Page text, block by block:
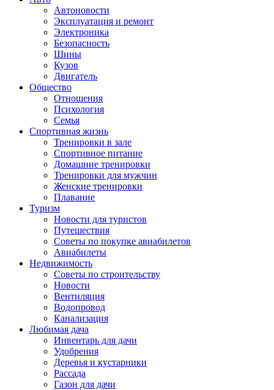
Автоновости
Эксплуатация и ремонт
Электроника
Безопасность
Шины
Кузов
Двигатель
Общество
Отношения
Психология
Семья
Спортивная жизнь
Тренировки в зале
Спортивное питание
Домашние тренировки
Тренировки для мужчин
Женские тренировки
Плавание
Туризм
Новости для туристов
Путешествия
Советы по покупке авиабилетов
Авиабилеты
Недвижимость
Советы по строительству
Новости
Вентиляция
Водопровод
Канализация
Любимая дача
Инвентарь для дачи
Удобрения
Деревья и кустарники
Рассада
Газон для дачи